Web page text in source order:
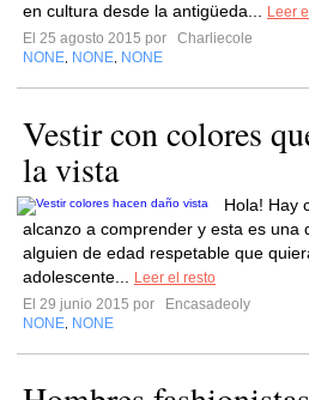
en cultura desde la antigüeda...
Leer
El 25 agosto 2015 por
Charliecole
NONE NONE NONE
Vestir con colores
la vista
Hola! Hay
alcanzo a comprender y esta es una
alguien de edad respetable que
adolescente...
Leer el resto
El 29 junio 2015 por
Encasadeoly
NONE NONE